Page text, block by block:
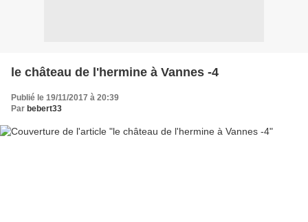
le château de l'hermine à Vannes -4
Publié le 19/11/2017 à 20:39
Par bebert33